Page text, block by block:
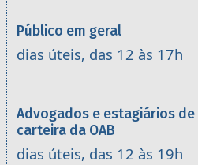
Público em geral
dias úteis, das 12 às 17h
Advogados e estagiários de
carteira da OAB
dias úteis, das 12 às 19h